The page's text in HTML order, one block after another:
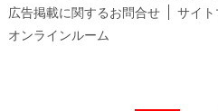
広告掲載に関するお問合せ
サイ
オンラインルーム